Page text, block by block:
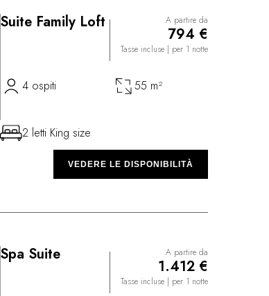
Suite Family Loft A partire da
794 €
Tasse incluse | per 1 notte
4 ospiti 55 m²
2 letti King size
VEDERE LE DISPONIBILITÀ
Spa Suite A partire da
1.412 €
Tasse incluse | per 1 notte